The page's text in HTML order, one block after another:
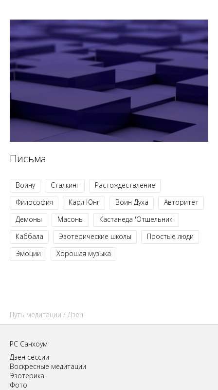
Письма
Воину Сталкинг
Растождествление
Философия
Карл Юнг Воин Духа
Авторитет
Демоны
Масоны
Кастанеда 'Отшельник'
Каббала
Эзотерические школы
Простые люди
Эмоции
Хорошая музыка
Путь медитации / Дзен
РС Санхоум
Дзен сессии
Воскресные медитации
Эзотерика
Фото